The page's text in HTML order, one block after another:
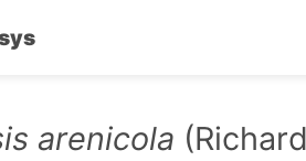
arenicola